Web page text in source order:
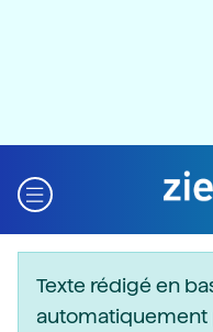
Texte rédigé en
automatiquement